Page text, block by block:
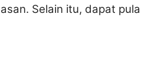
Selain itu, dapat pula